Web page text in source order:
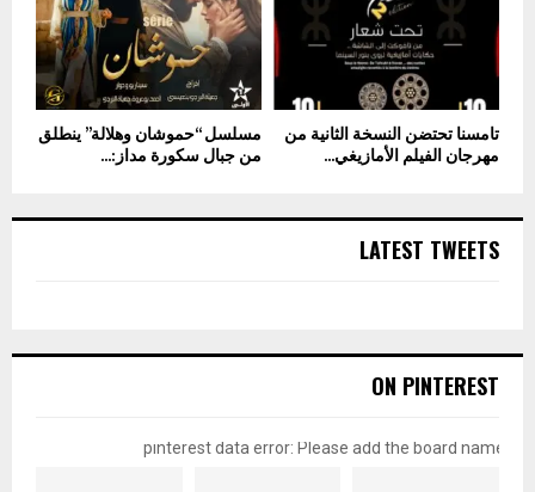
مسلسل “حموشان وهلالة” ينطلق
من جبال سكورة مداز:...
تامسنا تحتضن النسخة الثانية من
مهرجان الفيلم الأمازيغي...
LATEST TWEETS
ON PINTEREST
pinterest data error: Please add the board name